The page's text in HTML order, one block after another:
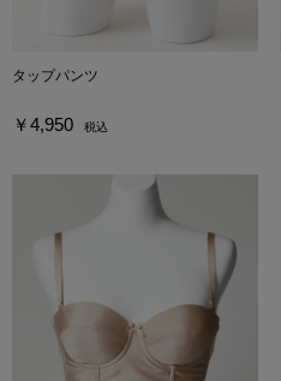
タップパンツ
￥4,950 税込